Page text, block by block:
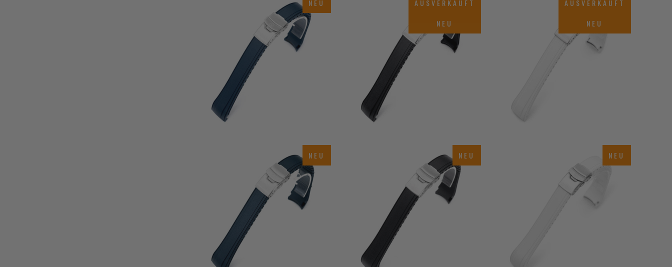
$62.00
NEU $62.00AUSVERKAUFT
NEU
$62.00AUSVERKAUFT
NEU
$60.00
NEU
$60.00
NEU
$60.00
NEU